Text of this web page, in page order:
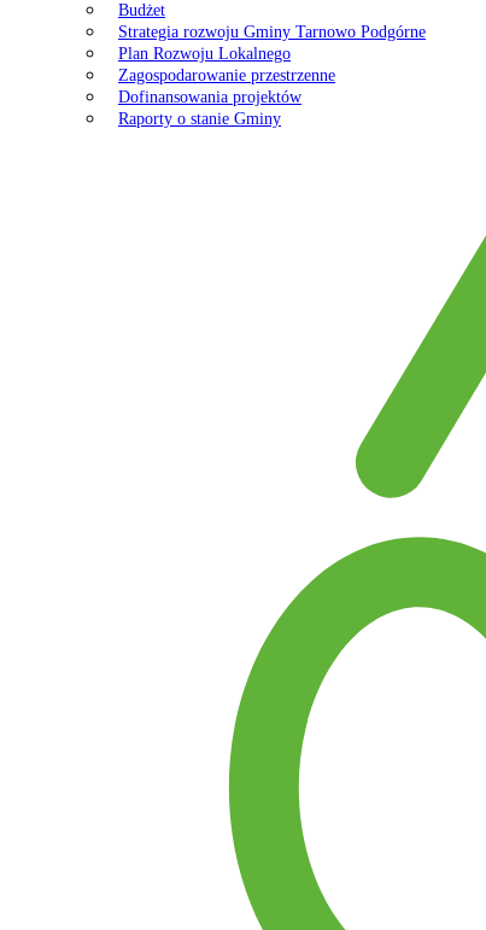
Budżet
Strategia rozwoju Gminy Tarnowo Podgórne
Plan Rozwoju Lokalnego
Zagospodarowanie przestrzenne
Dofinansowania projektów
Raporty o stanie Gminy